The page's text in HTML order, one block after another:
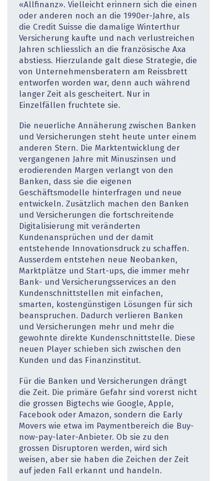
«Allfinanz». Vielleicht erinnern sich die einen
oder anderen noch an die 1990er-Jahre, als
die Credit Suisse die damalige Winterthur
Versicherung kaufte und nach verlustreichen
Jahren schliesslich an die französische Axa
abstiess. Hierzulande galt diese Strategie, die
von Unternehmensberatern am Reissbrett
entworfen worden war, denn auch während
langer Zeit als gescheitert. Nur in
Einzelfällen fruchtete sie.
Die neuerliche Annäherung zwischen Banken
und Versicherungen steht heute unter einem
anderen Stern. Die Marktentwicklung der
vergangenen Jahre mit Minuszinsen und
erodierenden Margen verlangt von den
Banken, dass sie die eigenen
Geschäftsmodelle hinterfragen und neue
entwickeln. Zusätzlich machen den Banken
und Versicherungen die fortschreitende
Digitalisierung mit veränderten
Kundenansprüchen und der damit
entstehende Innovationsdruck zu schaffen.
Ausserdem entstehen neue Neobanken,
Marktplätze und Start-ups, die immer mehr
Bank- und Versicherungsservices an den
Kundenschnittstellen mit einfachen,
smarten, kostengünstigen Lösungen für sich
beanspruchen. Dadurch verlieren Banken
und Versicherungen mehr und mehr die
gewohnte direkte Kundenschnittstelle. Diese
neuen Player schieben sich zwischen den
Kunden und das Finanzinstitut.
Für die Banken und Versicherungen drängt
die Zeit. Die primäre Gefahr sind vorerst nicht
die grossen Bigtechs wie Google, Apple,
Facebook oder Amazon, sondern die Early
Movers wie etwa im Paymentbereich die Buy-
now-pay-later-Anbieter. Ob sie zu den
grossen Disruptoren werden, wird sich
weisen, aber sie haben die Zeichen der Zeit
auf jeden Fall erkannt und handeln.